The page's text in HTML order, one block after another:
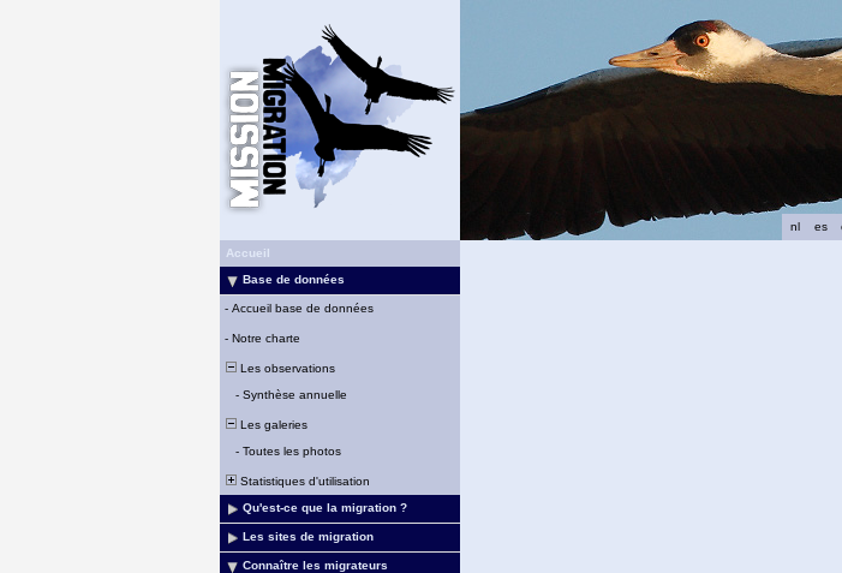
es
nl
Accueil
Base de données
- Accueil base de données
- Notre charte
Les observations
- Synthèse annuelle
Les galeries
- Toutes les photos
Statistiques d'utilisation
Qu'est-ce que la migration ?
Les sites de migration
Connaître les migrateurs